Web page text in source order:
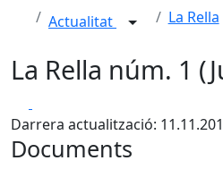
Actualitat La Rella
La Rella núm. 1
Darrera actualització:
Documents